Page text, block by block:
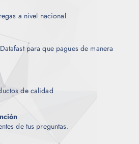
a nivel nacional
para que pagues de manera
de calidad
de tus preguntas.